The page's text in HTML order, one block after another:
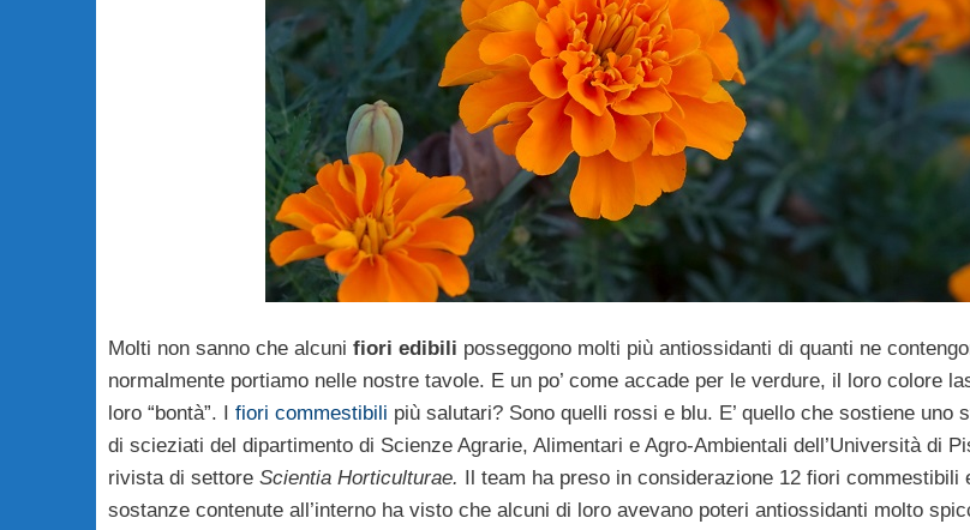
Molti non sanno che alcuni fiori edibili posseggono molti più antiossidanti di quanti ne
normalmente portiamo nelle nostre tavole. E un po’ come accade per le verdure, il loro colore
loro “bontà”. I fiori commestibili più salutari? Sono quelli rossi e blu. E’ quello che sostiene uno
di scieziati del dipartimento di Scienze Agrarie, Alimentari e Agro-Ambientali dell’Università di
rivista di settore Scientia Horticulturae.
Il team ha preso in considerazione 12 fiori commestibili
sostanze contenute all’interno ha visto che alcuni di loro avevano poteri antiossidanti molto